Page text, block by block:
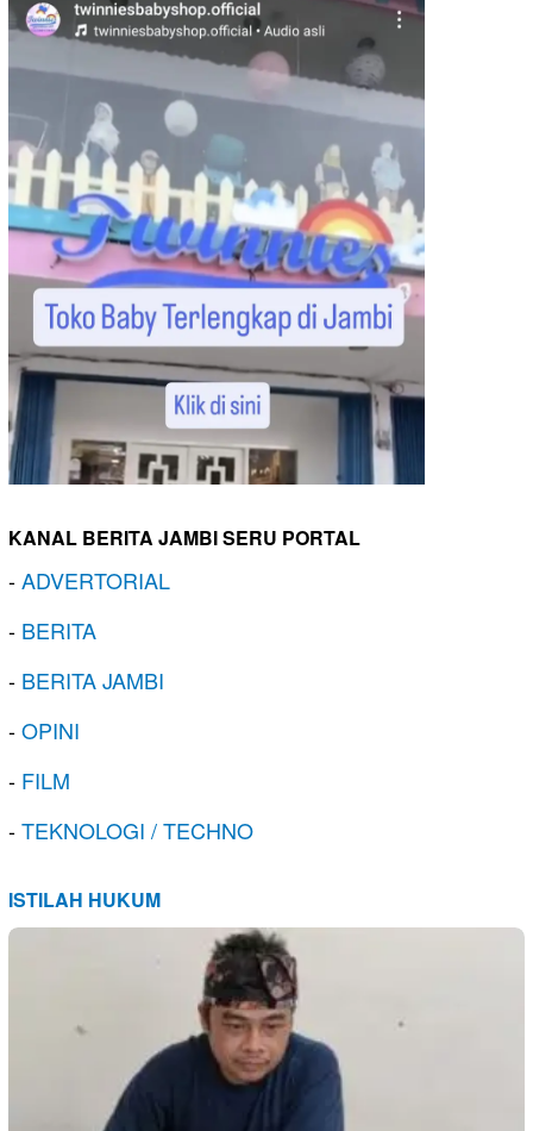
KANAL BERITA JAMBI SERU PORTAL
-ADVERTORIAL
- BERITA
- BERITA JAMBI
-OPINI
- FILM
-TEKNOLOGI / TECHNO
ISTILAH HUKUM